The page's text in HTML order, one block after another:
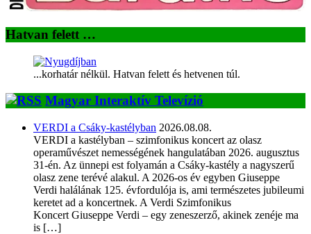
Hatvan felett …
...korhatár nélkül. Hatvan felett és hetvenen túl.
Magyar Interaktív Televízió
VERDI a Csáky-kastélyban 2026.08.08.
VERDI a kastélyban – szimfonikus koncert az olasz
operaművészet nemességének hangulatában 2026. augusztus
31-én. Az ünnepi est folyamán a Csáky-kastély a nagyszerű
olasz zene terévé alakul. A 2026-os év egyben Giuseppe
Verdi halálának 125. évfordulója is, ami természetes jubileumi
keretet ad a koncertnek. A Verdi Szimfonikus
Koncert Giuseppe Verdi – egy zeneszerző, akinek zenéje ma
is […]